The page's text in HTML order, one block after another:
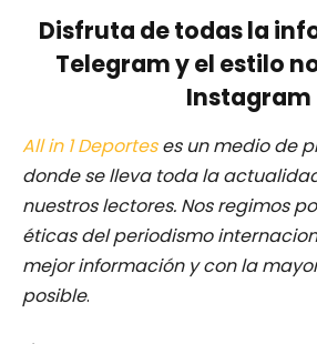
Disfruta de todas la
Telegram y el estilo
Instagram
All in 1 Deporteses un medio de
donde se lleva toda la
nuestros lectores. Nos regimos
éticas del periodismo
mejor información y con la
posible.